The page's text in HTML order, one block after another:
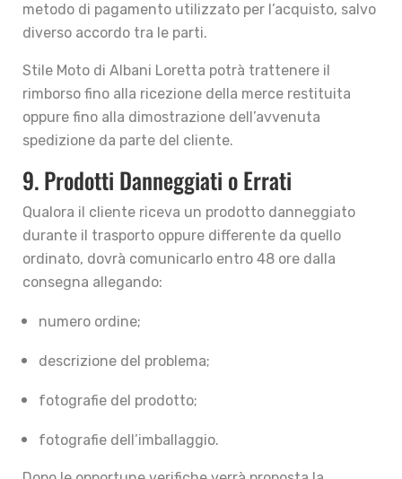
metodo di pagamento utilizzato per l’acquisto, salvo
diverso accordo tra le parti.
Stile Moto di Albani Loretta potrà trattenere il
rimborso fino alla ricezione della merce restituita
oppure fino alla dimostrazione dell’avvenuta
spedizione da parte del cliente.
9. Prodotti Danneggiati o Errati
Qualora il cliente riceva un prodotto danneggiato
durante il trasporto oppure differente da quello
ordinato, dovrà comunicarlo entro 48 ore dalla
consegna allegando:
numero ordine;
descrizione del problema;
fotografie del prodotto;
fotografie dell’imballaggio.